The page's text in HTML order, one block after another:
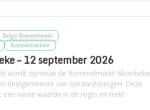
Belgie Rommelmarkt
Rommelmarkten
– 12 september 2026
wordt opnieuw de Rommelmarkt Moerbeke
deelgemeente van Geraardsbergen. Deze
vaste waarde in de regio en trekt